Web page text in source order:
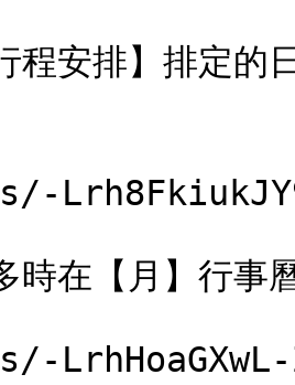
程安排】排定的
時在【月】行事